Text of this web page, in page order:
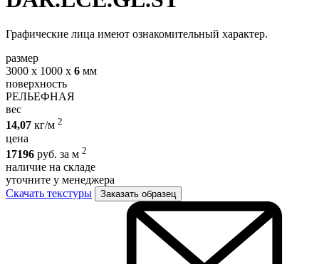
Графические лица имеют ознакомительный характер.
размер
3000 х 1000 х 6 мм
поверхность
РЕЛЬЕФНАЯ
вес
14,07 кг/м 2
цена
17196 руб. за м 2
наличие на складе
уточните у менеджера
Скачать текстуры
Заказать образец